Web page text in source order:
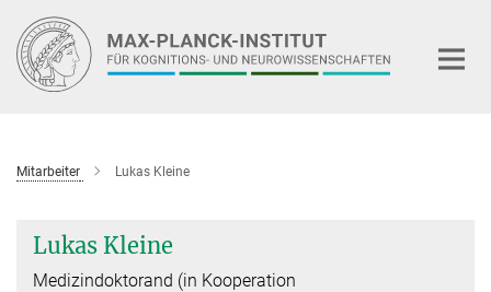
Hauptinhalt
Mitarbeiter Lukas Kleine
Lukas Kleine
Medizindoktorand (in Kooperation